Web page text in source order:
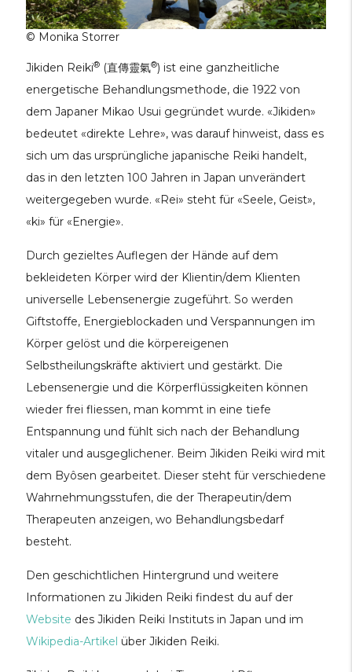
© Monika Storrer
Jikiden Reiki®(直傳靈氣®) ist eine ganzheitliche
energetische Behandlungsmethode, die 1922 von
dem Japaner Mikao Usui gegründet wurde. «Jikiden»
bedeutet «direkte Lehre», was darauf hinweist, dass es
sich um das ursprüngliche japanische Reiki handelt,
das in den letzten 100 Jahren in Japan unverändert
weitergegeben wurde. «Rei» steht für «Seele, Geist»,
«ki» für «Energie».
Durch gezieltes Auflegen der Hände auf dem
bekleideten Körper wird der Klientin/dem Klienten
universelle Lebensenergie zugeführt. So werden
Giftstoffe, Energieblockaden und Verspannungen im
Körper gelöst und die körpereigenen
Selbstheilungskräfte aktiviert und gestärkt. Die
Lebensenergie und die Körperflüssigkeiten können
wieder frei fliessen, man kommt in eine tiefe
Entspannung und fühlt sich nach der Behandlung
vitaler und ausgeglichener. Beim Jikiden Reiki wird mit
dem Byôsen gearbeitet. Dieser steht für verschiedene
Wahrnehmungsstufen, die der Therapeutin/dem
Therapeuten anzeigen, wo Behandlungsbedarf
besteht.
Den geschichtlichen Hintergrund und weitere
Informationen zu Jikiden Reiki findest du auf der
Website des Jikiden Reiki Instituts in Japan und im
Wikipedia-Artikel über Jikiden Reiki.